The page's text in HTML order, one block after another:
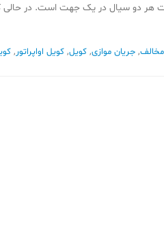
هر دو سیال در یک جهت است. در حالی
, جریان موازی, کویل, کویل اواپراتور,